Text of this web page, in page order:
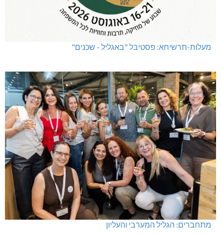
מעלות-תרשיחא: פסטיבל "באגליל - שכנים"
מתחברים: הגליל המערבי והעליון